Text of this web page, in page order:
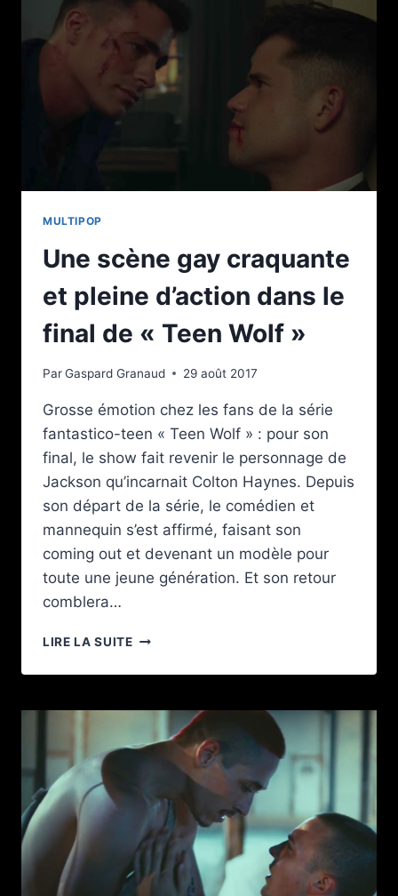
MULTIPOP
Une scène gay craquante
et pleine d’action dans le
final de « Teen Wolf »
ParGaspard Granaud 29 août 2017
Grosse émotion chez les fans de la série
fantastico-teen « Teen Wolf » : pour son
final, le show fait revenir le personnage de
Jackson qu’incarnait Colton Haynes. Depuis
son départ de la série, le comédien et
mannequin s’est affirmé, faisant son
coming out et devenant un modèle pour
toute une jeune génération. Et son retour
comblera…
LIRE LA SUITEUNE
GAY
ET
PLEINE
D’ACTION
FINAL
« TEEN
WOLF »